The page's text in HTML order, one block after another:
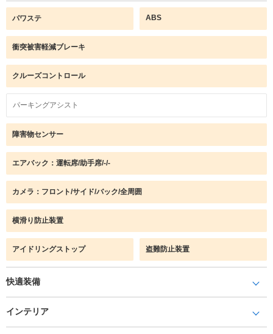
パワステ ABS
衝突被害軽減ブレーキ
クルーズコントロール
パーキングアシスト
障害物センサー
エアバック：運転席/助手席/-/-
カメラ：フロント/サイド/バック/全周囲
横滑り防止装置
アイドリングストップ 盗難防止装置
快適装備
インテリア